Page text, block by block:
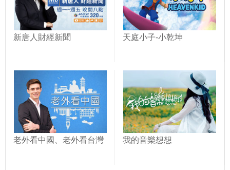
新唐人財經新聞 天庭小子-小乾坤
老外看中國、老外看台灣 我的音樂想想